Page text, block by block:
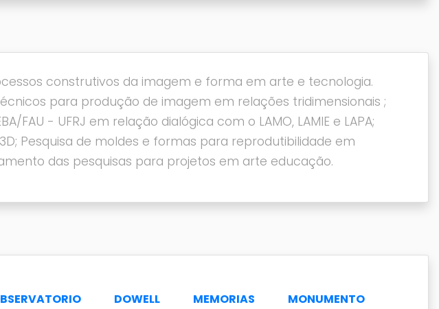
construtivos da imagem e forma em arte e tecnologia.
para produção de imagem em relações tridimensionais ;
- UFRJ em relação dialógica com o LAMO, LAMIE e LAPA;
Pesquisa de moldes e formas para reprodutibilidade em
das pesquisas para projetos em arte educação.
DOWELL MEMORIAS MONUMENTO